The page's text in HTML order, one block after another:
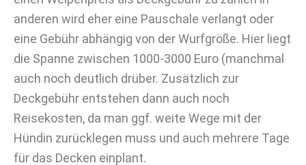
anderen wird eher eine Pauschale verlangt oder
eine Gebühr abhängig von der Wurfgröße. Hier liegt
die Spanne zwischen 1000-3000 Euro (manchmal
auch noch deutlich drüber. Zusätzlich zur
Deckgebühr entstehen dann auch noch
Reisekosten, da man ggf. weite Wege mit der
Hündin zurücklegen muss und auch mehrere Tage
für das Decken einplant.